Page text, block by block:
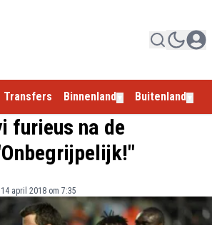
Transfers Binnenland Buitenland
furieus na de
april 2018 om 7:35